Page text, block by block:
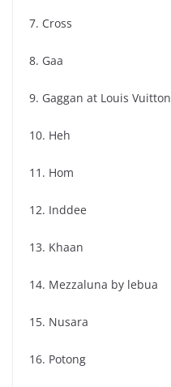
7. Cross
8. Gaa
9. Gaggan at Louis Vuitton
10. Heh
11. Hom
12. Inddee
13. Khaan
14. Mezzaluna by lebua
15. Nusara
16. Potong